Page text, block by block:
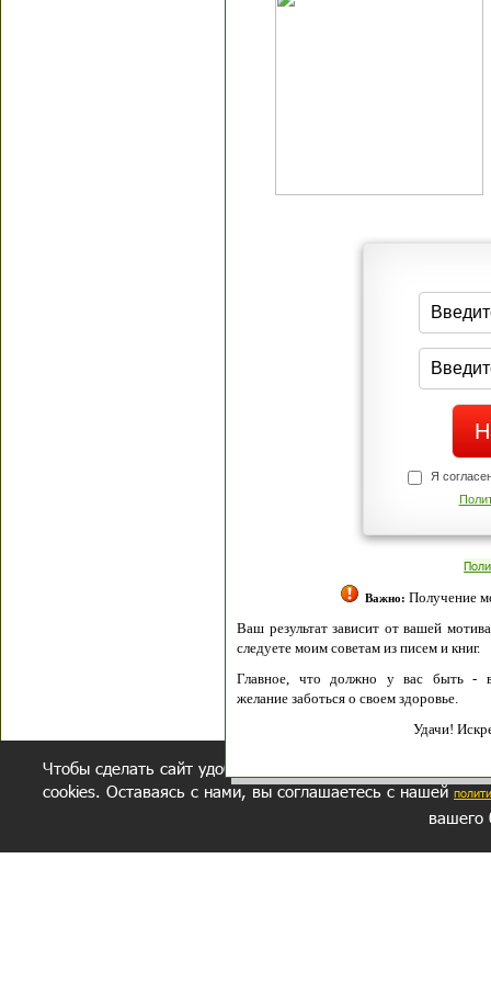
Я
Важно:Получение
Ваш результат зависит от вашей
следуете моим советам из писем и книг.
Главное, что должно у вас быть -
желание заботься о своем здоровье.
Удачи!
Чтобы сделать сайт удобнее, осуществляется обработка
cookies. Оставаясь с нами, вы соглашаетесь с нашей
вашего